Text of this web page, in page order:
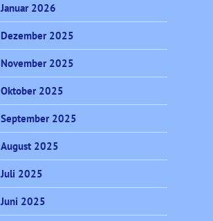
Januar 2026
Dezember 2025
November 2025
Oktober 2025
September 2025
August 2025
Juli 2025
Juni 2025